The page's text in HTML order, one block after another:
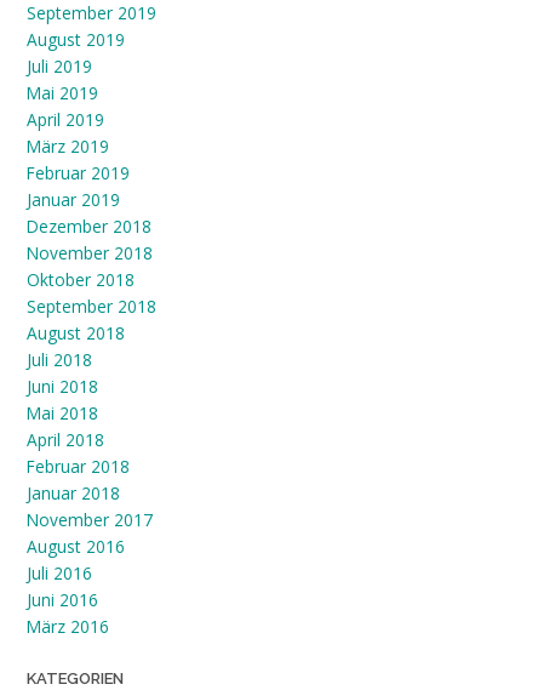
September 2019
August 2019
Juli 2019
Mai 2019
April 2019
März 2019
Februar 2019
Januar 2019
Dezember 2018
November 2018
Oktober 2018
September 2018
August 2018
Juli 2018
Juni 2018
Mai 2018
April 2018
Februar 2018
Januar 2018
November 2017
August 2016
Juli 2016
Juni 2016
März 2016
KATEGORIEN